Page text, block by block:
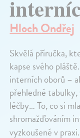
Hloch Ondřej
Skvělá příručka,
kapse svého
interních oborů –
přehledné
léčby… To, co si
shromažďováním
vyzkoušené v